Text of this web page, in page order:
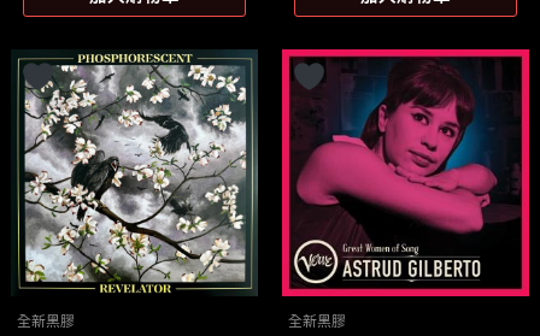
格：
格：
全新黑膠 全新黑膠